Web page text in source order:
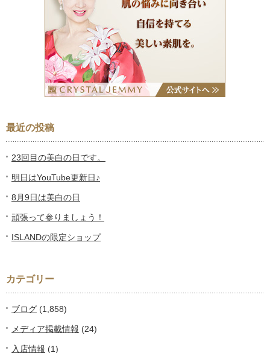
最近の投稿
23回目の美白の日です。
明日はYouTube更新日♪
8月9日は美白の日
頑張って参りましょう！
ISLANDの限定ショップ
カテゴリー
ブログ (1,858)
メディア掲載情報 (24)
入店情報 (1)